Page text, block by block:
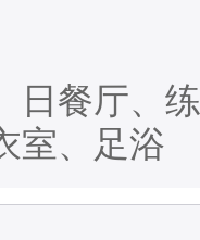
日餐厅、
室、足浴